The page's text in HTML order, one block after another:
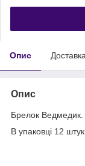
Опис Доставка
Опис
Брелок Ведмедик.
В упаковці 12 штук.